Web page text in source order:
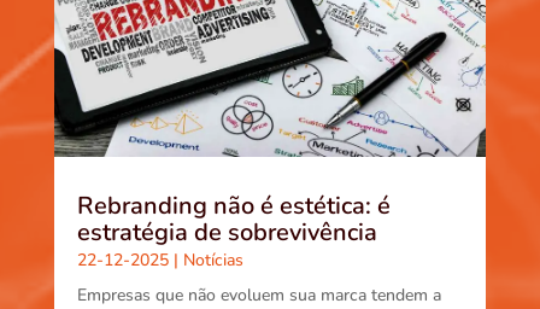
Rebranding não é estética: é
estratégia de sobrevivência
22-12-2025| Notícias
Empresas que não evoluem sua marca tendem a